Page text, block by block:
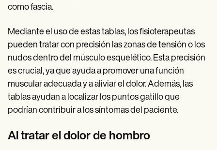
como fascia.
Mediante el uso de estas tablas, los fisioterapeutas
pueden tratar con precisión las zonas de tensión o los
nudos dentro del músculo esquelético. Esta precisión
es crucial, ya que ayuda a promover una función
muscular adecuada y a aliviar el dolor. Además, las
tablas ayudan a localizar los puntos gatillo que
podrían contribuir a los síntomas del paciente.
Al tratar el dolor de hombro